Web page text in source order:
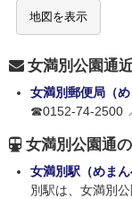
地図を表示
女満別公園通
女満別郵便局（め
☎0152-74-2500
女満別公園通
女満別駅（めまん
別駅は、女満別